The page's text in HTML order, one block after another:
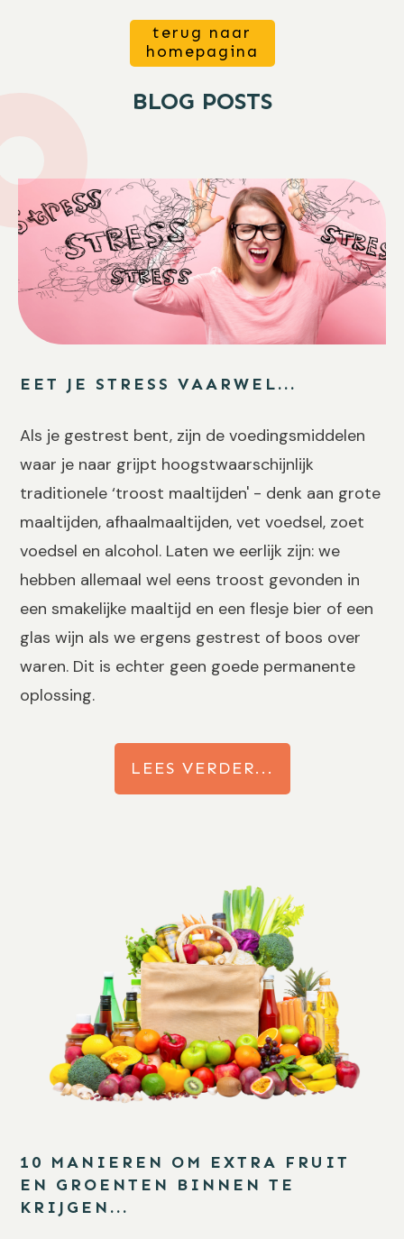
terug naar
homepagina
BLOG POSTS
EET JE STRESS VAARWEL...
Als je gestrest bent, zijn de voedingsmiddelen
waar je naar grijpt hoogstwaarschijnlijk
traditionele ‘troost maaltijden' - denk aan grote
maaltijden, afhaalmaaltijden, vet voedsel, zoet
voedsel en alcohol. Laten we eerlijk zijn: we
hebben allemaal wel eens troost gevonden in
een smakelijke maaltijd en een flesje bier of een
glas wijn als we ergens gestrest of boos over
waren. Dit is echter geen goede permanente
oplossing.
LEES VERDER...
10 MANIEREN OM EXTRA FRUIT
EN GROENTEN BINNEN TE
KRIJGEN...